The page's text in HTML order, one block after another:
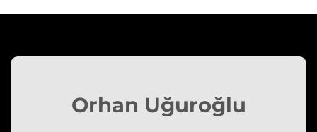
Orhan Uğuroğlu